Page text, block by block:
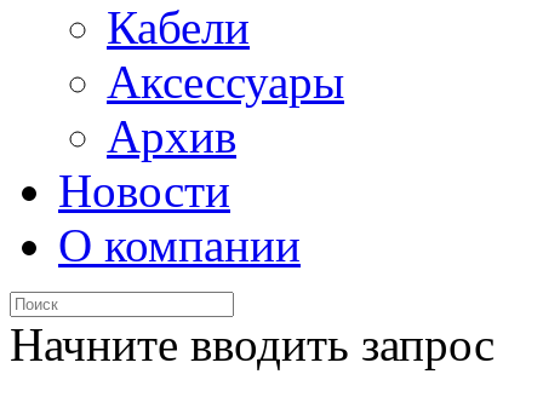
Кабели
Аксессуары
Архив
Новости
О компании
Начните вводить запрос